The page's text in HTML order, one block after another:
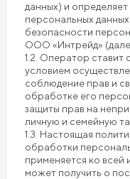
данных) и
персональных
безопасности
ООО «Интрейд»
1.2. Оператор
условием
соблюдение прав и
обработке его
защиты прав на
личную и семейную
1.3. Настоящая
обработки
применяется ко
может получить о